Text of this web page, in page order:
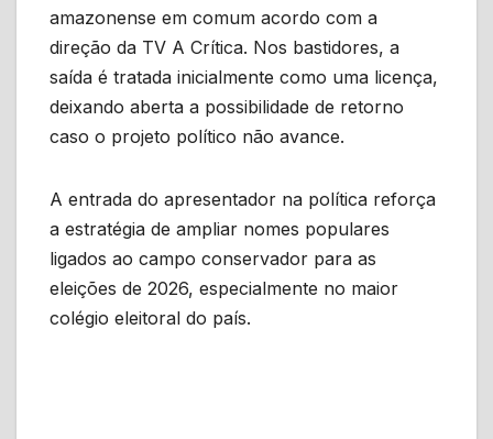
amazonense em comum acordo com a
direção da TV A Crítica. Nos bastidores, a
saída é tratada inicialmente como uma licença,
deixando aberta a possibilidade de retorno
caso o projeto político não avance.
A entrada do apresentador na política reforça
a estratégia de ampliar nomes populares
ligados ao campo conservador para as
eleições de 2026, especialmente no maior
colégio eleitoral do país.